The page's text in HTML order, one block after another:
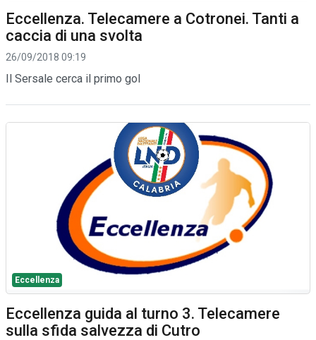
Eccellenza. Telecamere a Cotronei. Tanti a
caccia di una svolta
26/09/2018 09:19
Il Sersale cerca il primo gol
Eccellenza
Eccellenza guida al turno 3. Telecamere
sulla sfida salvezza di Cutro